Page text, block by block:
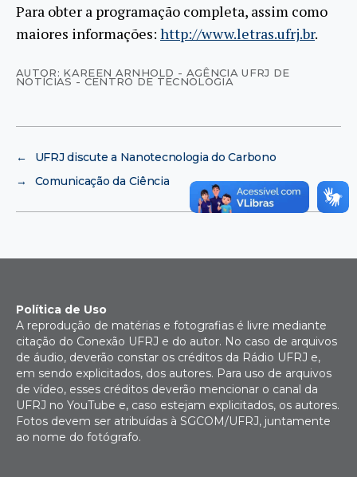
Para obter a programação completa, assim como
maiores informações: http://www.letras.ufrj.br.
AUTOR: KAREEN ARNHOLD - AGÊNCIA UFRJ DE
NOTÍCIAS - CENTRO DE TECNOLOGIA
←
UFRJ discute a Nanotecnologia do Carbono
→
Comunicação da Ciência
Política de Uso
A reprodução de matérias e fotografias é livre mediante
citação do Conexão UFRJ e do autor. No caso de arquivos
de áudio, deverão constar os créditos da Rádio UFRJ e,
em sendo explicitados, dos autores. Para uso de arquivos
de vídeo, esses créditos deverão mencionar o canal da
UFRJ no YouTube e, caso estejam explicitados, os autores.
Fotos devem ser atribuídas à SGCOM/UFRJ, juntamente
ao nome do fotógrafo.